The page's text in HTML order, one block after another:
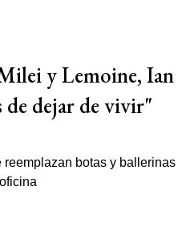
y Lemoine, Ian
de dejar de vivir"